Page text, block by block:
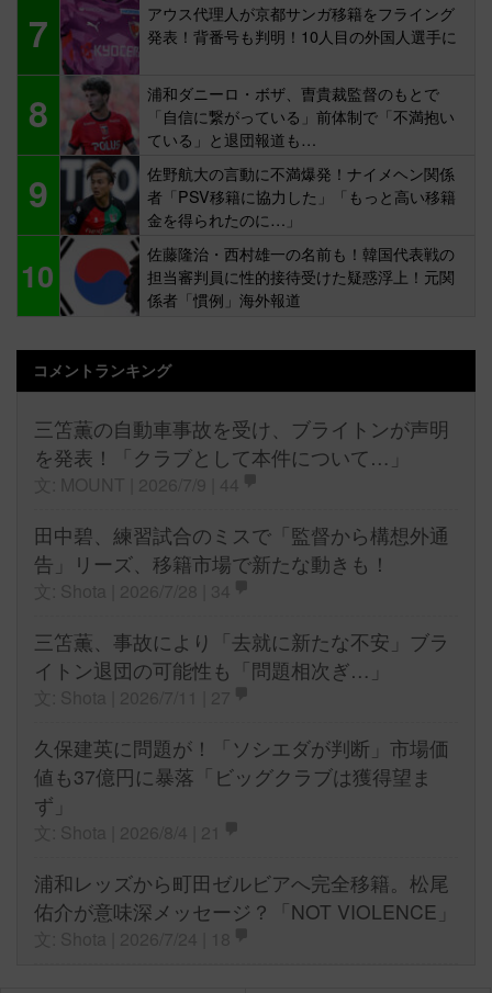
7
アウス代理人が京都サンガ移籍をフライング
発表！背番号も判明！10人目の外国人選手に
8
浦和ダニーロ・ボザ、曺貴裁監督のもとで
「自信に繋がっている」前体制で「不満抱い
ている」と退団報道も…
9
佐野航大の言動に不満爆発！ナイメヘン関係
者「PSV移籍に協力した」「もっと高い移籍
金を得られたのに…」
10
佐藤隆治・西村雄一の名前も！韓国代表戦の
担当審判員に性的接待受けた疑惑浮上！元関
係者「慣例」海外報道
コメントランキング
三笘薫の自動車事故を受け、ブライトンが声明
を発表！「クラブとして本件について…」
田中碧、練習試合のミスで「監督から構想外通
告」リーズ、移籍市場で新たな動きも！
三笘薫、事故により「去就に新たな不安」ブラ
イトン退団の可能性も「問題相次ぎ…」
久保建英に問題が！「ソシエダが判断」市場価
値も37億円に暴落「ビッグクラブは獲得望ま
ず」
浦和レッズから町田ゼルビアへ完全移籍。松尾
佑介が意味深メッセージ？「NOT VIOLENCE」